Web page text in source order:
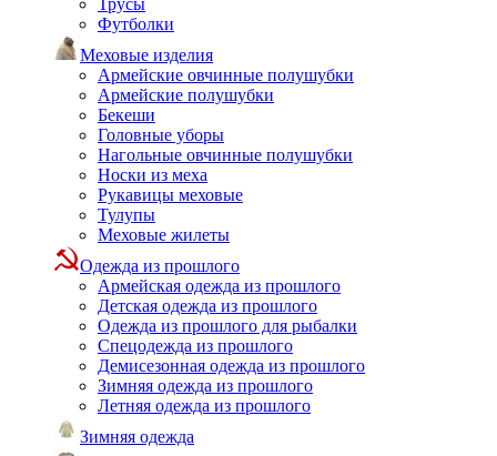
Трусы
Футболки
Меховые изделия
Армейские овчинные полушубки
Армейские полушубки
Бекеши
Головные уборы
Нагольные овчинные полушубки
Носки из меха
Рукавицы меховые
Тулупы
Меховые жилеты
Одежда из прошлого
Армейская одежда из прошлого
Детская одежда из прошлого
Одежда из прошлого для рыбалки
Спецодежда из прошлого
Демисезонная одежда из прошлого
Зимняя одежда из прошлого
Летняя одежда из прошлого
Зимняя одежда